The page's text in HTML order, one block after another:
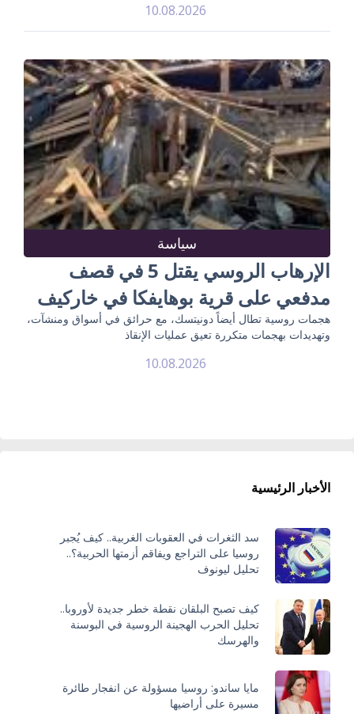
10.08.2026
سياسة
الإرهاب الروسي يقتل 5 في قصف
مدفعي على قرية بوهايفكا في خاركيف
هجمات روسية تطال أيضاً دونيتسك، مع حرائق في أسواق ومنشآت،
وتهديدات بهجمات متكررة تعيق عمليات الإنقاذ
10.08.2026
الأخبار الرئيسية
سد الثغرات في العقوبات الغربية.. كيف يُجبر
روسيا على التراجع ويفاقم أزمتها الحربية؟..
تحليل ليونوف
كيف تصبح البلقان نقطة خطر جديدة لأوروبا..
تحليل الحرب الهجينة الروسية في البوسنة
والهرسك
مايا ساندو: روسيا مسؤولة عن انفجار طائرة
مسيرة على أراضيها